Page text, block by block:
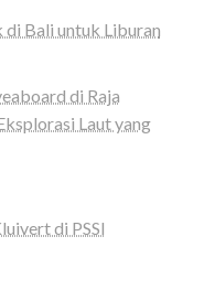
Bali untuk Liburan
di Raja
Laut yang
di PSSI